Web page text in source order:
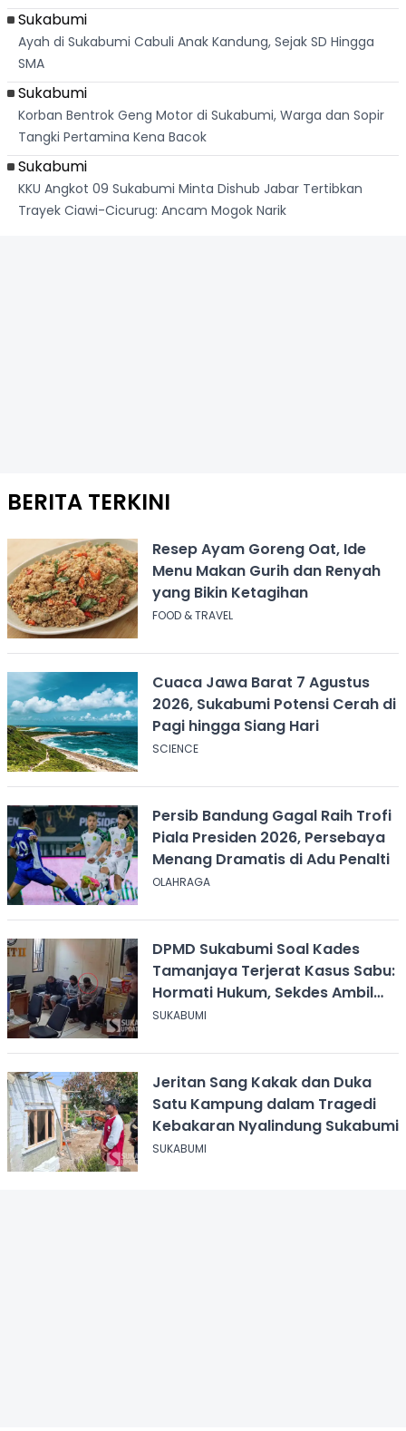
Sukabumi
Ayah di Sukabumi Cabuli Anak Kandung, Sejak SD Hingga
SMA
Sukabumi
Korban Bentrok Geng Motor di Sukabumi, Warga dan Sopir
Tangki Pertamina Kena Bacok
Sukabumi
KKU Angkot 09 Sukabumi Minta Dishub Jabar Tertibkan
Trayek Ciawi-Cicurug: Ancam Mogok Narik
BERITA TERKINI
Resep Ayam Goreng Oat, Ide
Menu Makan Gurih dan Renyah
yang Bikin Ketagihan
FOOD & TRAVEL
Cuaca Jawa Barat 7 Agustus
2026, Sukabumi Potensi Cerah di
Pagi hingga Siang Hari
SCIENCE
Persib Bandung Gagal Raih Trofi
Piala Presiden 2026, Persebaya
Menang Dramatis di Adu Penalti
OLAHRAGA
DPMD Sukabumi Soal Kades
Tamanjaya Terjerat Kasus Sabu:
Hormati Hukum, Sekdes Ambil
Alih Pelayanan
SUKABUMI
Jeritan Sang Kakak dan Duka
Satu Kampung dalam Tragedi
Kebakaran Nyalindung Sukabumi
SUKABUMI